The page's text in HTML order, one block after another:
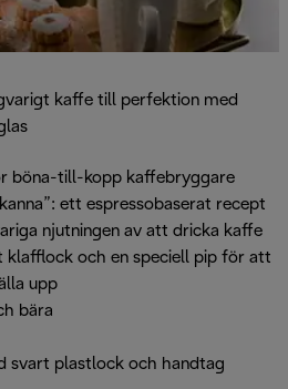
kaffe till perfektion med
böna-till-kopp kaffebryggare
ett espressobaserat recept
njutningen av att dricka kaffe
klafflock och en speciell pip för att
upp
bära
svart plastlock och handtag